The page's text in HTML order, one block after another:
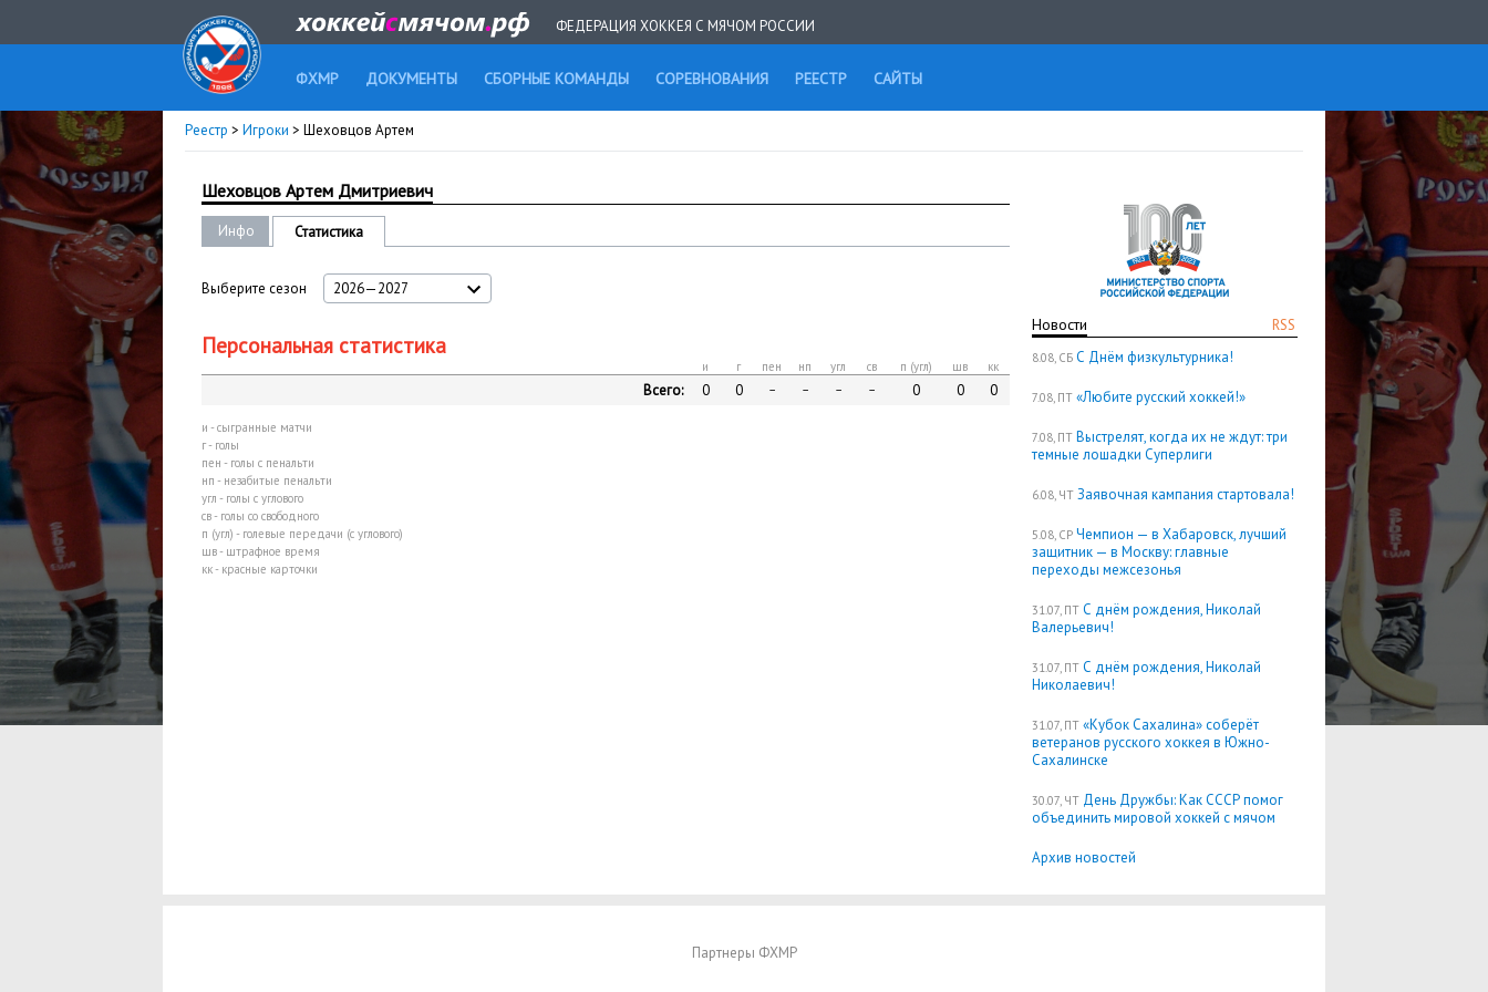
ФЕДЕРАЦИЯ ХОККЕЯ С МЯЧОМ РОССИИ
ФХМР ДОКУМЕНТЫ СБОРНЫЕ КОМАНДЫ СОРЕВНОВАНИЯ РЕЕСТР САЙТЫ
Реестр > Игроки > Шеховцов Артем
RSS
Новости
8.08, СБ С Днём физкультурника!
7.08, ПТ «Любите русский хоккей!»
7.08, ПТ Выстрелят, когда их не ждут: три
темные лошадки Суперлиги
6.08, ЧТ Заявочная кампания стартовала!
5.08, СР Чемпион — в Хабаровск, лучший
защитник — в Москву: главные
переходы межсезонья
31.07, ПТ С днём рождения, Николай
Валерьевич!
31.07, ПТ С днём рождения, Николай
Николаевич!
31.07, ПТ «Кубок Сахалина» соберёт
ветеранов русского хоккея в Южно-
Сахалинске
30.07, ЧТ День Дружбы: Как СССР помог
объединить мировой хоккей с мячом
Архив новостей
Шеховцов Артем Дмитриевич
Инфо Статистика
Выберите сезон 2026—2027
Персональная статистика
и г пен нп угл св п (угл) шв кк
Всего: 0 0 – – – – 0 0 0
и - сыгранные матчи
г - голы
пен - голы с пенальти
нп - незабитые пенальти
угл - голы с углового
св - голы со свободного
п (угл) - голевые передачи (с углового)
шв - штрафное время
кк - красные карточки
Партнеры ФХМР